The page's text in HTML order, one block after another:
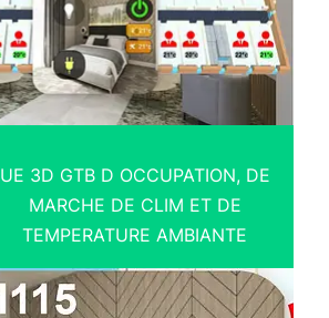
UE 3D GTB D OCCUPATION, DE
MARCHE DE CLIM ET DE
TEMPERATURE AMBIANTE